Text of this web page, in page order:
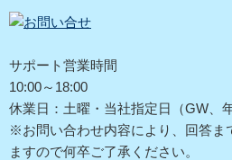
サポート営業時間
10:00～18:00
休業日：土曜・当社指定日（GW、
※お問い合わせ内容により、回答ま
ますので何卒ご了承ください。